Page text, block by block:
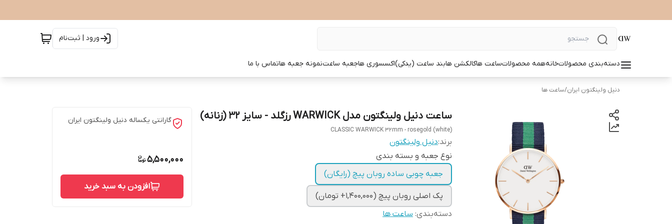
ورود | ثبت‌نام
دسته‌بندی محصولاتخانههمه محصولاتساعت هاکالکشن هابند ساعت (یدکی)اکسسوری هاجعبه ساعتنمونه جعبه هاتماس با ما
دنیل ولینگتون ایران/ساعت ها
ساعت دنیل ولینگتون مدل WARWICK رزگلد - سایز 32 (زنانه)
CLASSIC WARWICK 32mm - rosegold (white)
برند:دنیل ولینگتون
نوع جعبه و بسته بندی
جعبه چوبی ساده روبان پیچ (رایگان)
پک اصلی روبان پیچ (1,400,000+ تومان)
دسته‌بندی: ساعت ها
گارانتی یکساله دنیل ولینگتون ایران
5,500,000
افزودن به سبد خرید